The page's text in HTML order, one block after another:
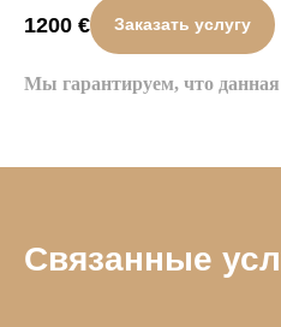
1200 € Заказать услугу
Мы гарантируем, что данная
Связанные